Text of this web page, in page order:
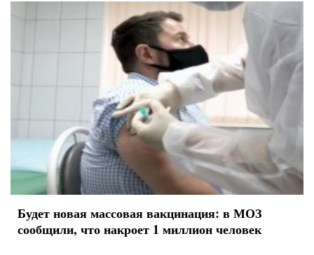
Будет новая массовая вакцинация: в МОЗ
сообщили, что накроет 1 миллион человек